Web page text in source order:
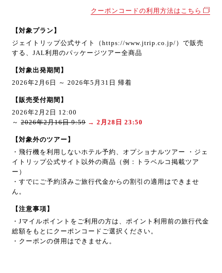
クーポンコードの利用方法はこちら
【対象プラン】
ジェイトリップ公式サイト（https://www.jtrip.co.jp/）で販売
する、JAL利用のパッケージツアー全商品
【対象出発期間】
2026年2月6日 ～ 2026年5月31日 帰着
【販売受付期間】
2026年2月2日 12:00
～ 2026年2月16日 9:59 → 2月28日 23:50
【対象外のツアー】
・飛行機を利用しないホテル予約、オプショナルツアー ・ジェ
イトリップ公式サイト以外の商品（例：トラベルコ掲載ツア
ー）
・すでにご予約済みご旅行代金からの割引の適用はできませ
ん。
【注意事項】
・Jマイルポイントをご利用の方は、ポイント利用前の旅行代金
総額をもとにクーポンコードご選択ください。
・クーポンの併用はできません。